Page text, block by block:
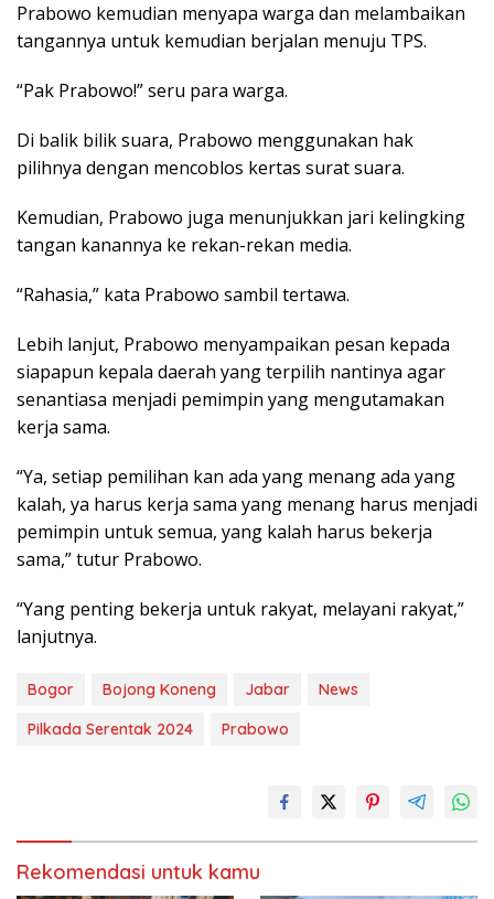
Prabowo kemudian menyapa warga dan melambaikan
tangannya untuk kemudian berjalan menuju TPS.
“Pak Prabowo!” seru para warga.
Di balik bilik suara, Prabowo menggunakan hak
pilihnya dengan mencoblos kertas surat suara.
Kemudian, Prabowo juga menunjukkan jari kelingking
tangan kanannya ke rekan-rekan media.
“Rahasia,” kata Prabowo sambil tertawa.
Lebih lanjut, Prabowo menyampaikan pesan kepada
siapapun kepala daerah yang terpilih nantinya agar
senantiasa menjadi pemimpin yang mengutamakan
kerja sama.
“Ya, setiap pemilihan kan ada yang menang ada yang
kalah, ya harus kerja sama yang menang harus menjadi
pemimpin untuk semua, yang kalah harus bekerja
sama,” tutur Prabowo.
“Yang penting bekerja untuk rakyat, melayani rakyat,”
lanjutnya.
Bogor Bojong Koneng Jabar
News
Pilkada Serentak 2024
Prabowo
Rekomendasi untuk kamu